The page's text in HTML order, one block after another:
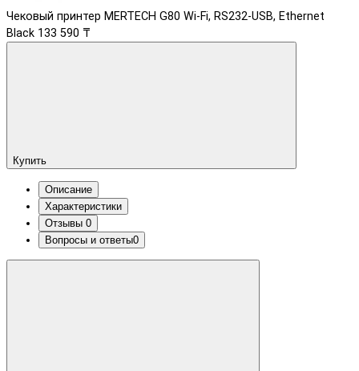
Чековый принтер MERTECH G80 Wi-Fi, RS232-USB, Ethernet
Black 133 590 ₸
Купить
Описание
Характеристики
Отзывы 0
Вопросы и ответы0